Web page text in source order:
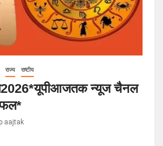
राज्य राष्टीय
न्यूज चैनल
aajtak